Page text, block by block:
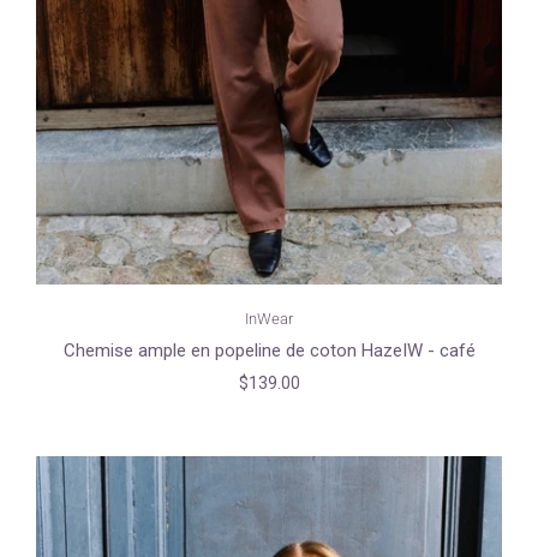
InWear
Chemise ample en popeline de coton HazeIW - café
$139.00